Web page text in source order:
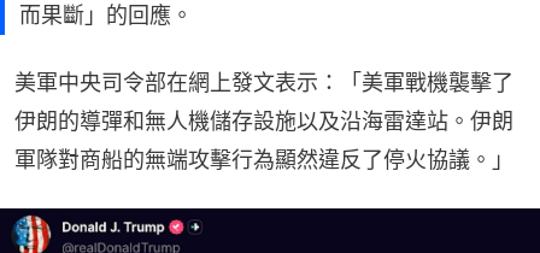
而果斷」的回應。
美軍中央司令部在網上發文表示：「美軍戰機襲擊了
伊朗的導彈和無人機儲存設施以及沿海雷達站。伊朗
軍隊對商船的無端攻擊行為顯然違反了停火協議。」